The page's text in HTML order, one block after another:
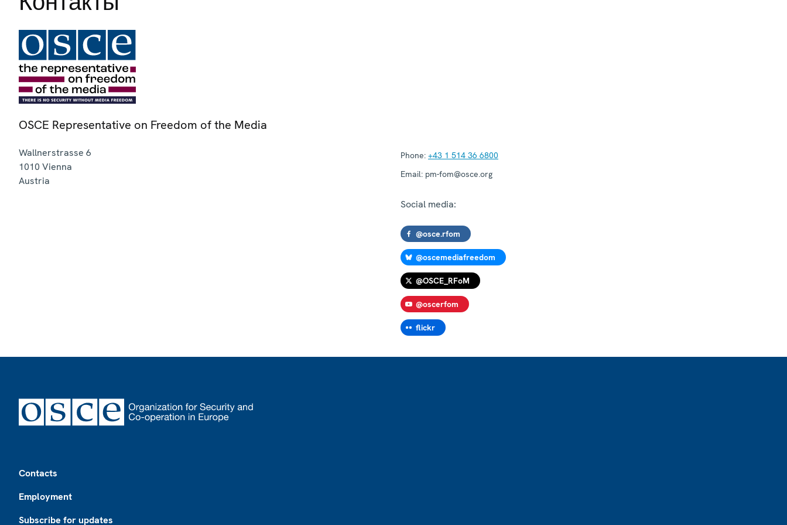
OSCE Representative on Freedom of the Media
Wallnerstrasse 6
1010 Vienna
Austria
Phone: +43 1 514 36 6800
Email: pm-fom@osce.org
Social media:
@osce.rfom
@oscemediafreedom
@OSCE_RFoM
@oscerfom
flickr
Contacts
Employment
Subscribe for updates